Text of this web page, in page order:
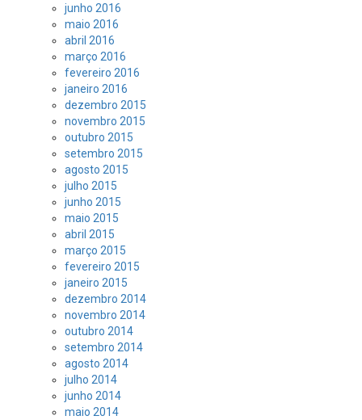
junho 2016
maio 2016
abril 2016
março 2016
fevereiro 2016
janeiro 2016
dezembro 2015
novembro 2015
outubro 2015
setembro 2015
agosto 2015
julho 2015
junho 2015
maio 2015
abril 2015
março 2015
fevereiro 2015
janeiro 2015
dezembro 2014
novembro 2014
outubro 2014
setembro 2014
agosto 2014
julho 2014
junho 2014
maio 2014